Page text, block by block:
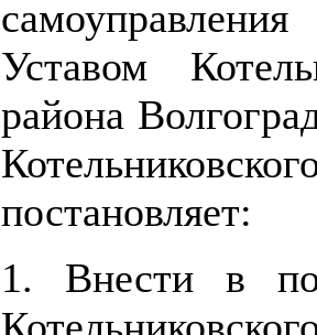
Уставом
района
постановляет:
1. Внести в